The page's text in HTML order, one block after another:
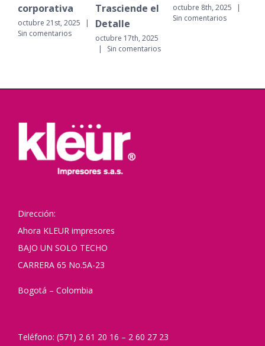
corporativa
octubre 21st, 2025 |
Sin comentarios
Trasciende el
Detalle
octubre 17th, 2025
Sin comentarios
octubre 8th, 2025 |
Sin comentarios
Dirección:
Ahora KLEUR impresores
BAJO UN SOLO TECHO
CARRERA 65 No.5A-23
Bogotá – Colombia
Teléfono: (571) 2 61 20 16 – 2 60 27 23